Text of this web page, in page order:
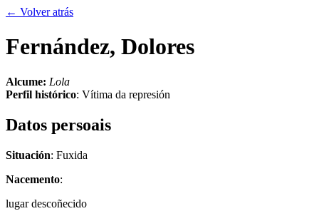
← Volver atrás
Fernández, Dolores
Alcume: Lola
Perfil histórico: Vítima da represión
Datos persoais
Situación: Fuxida
Nacemento:
lugar descoñecido